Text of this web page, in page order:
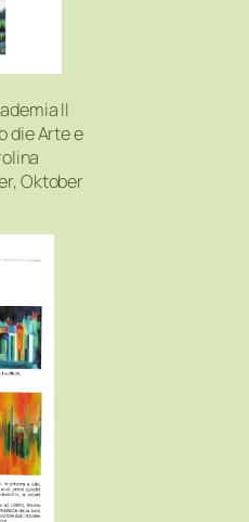
Il
die Arte e
Oktober